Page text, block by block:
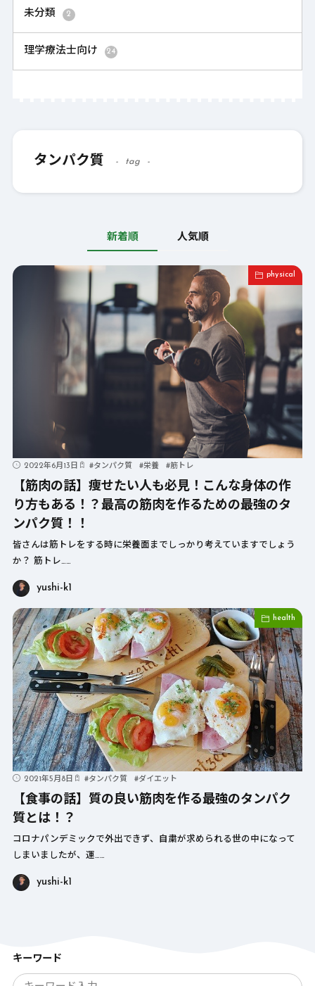
未分類 2
理学療法士向け 24
タンパク質 tag
新着順 人気順
physical
2022年6月13日 #タンパク質 #栄養 #筋トレ
【筋肉の話】痩せたい人も必見！こんな身体の作
り方もある！？最高の筋肉を作るための最強のタ
ンパク質！！
皆さんは筋トレをする時に栄養面までしっかり考えていますでしょう
か？ 筋トレ……
yushi-k1
health
2021年5月8日 #タンパク質 #ダイエット
【食事の話】質の良い筋肉を作る最強のタンパク
質とは！？
コロナパンデミックで外出できず、自粛が求められる世の中になって
しまいましたが、運……
yushi-k1
キーワード